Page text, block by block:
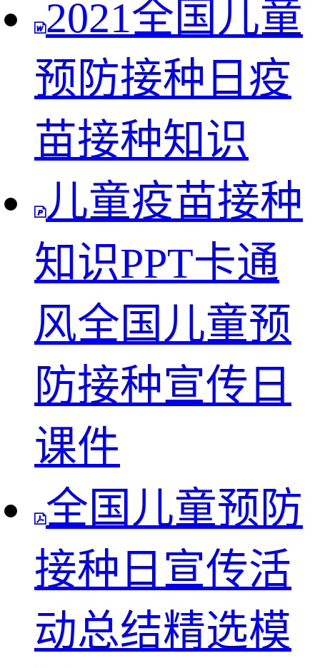
2021全国儿童
预防接种日疫
苗接种知识
儿童疫苗接种
知识PPT卡通
风全国儿童预
防接种宣传日
课件
全国儿童预防
接种日宣传活
动总结精选模